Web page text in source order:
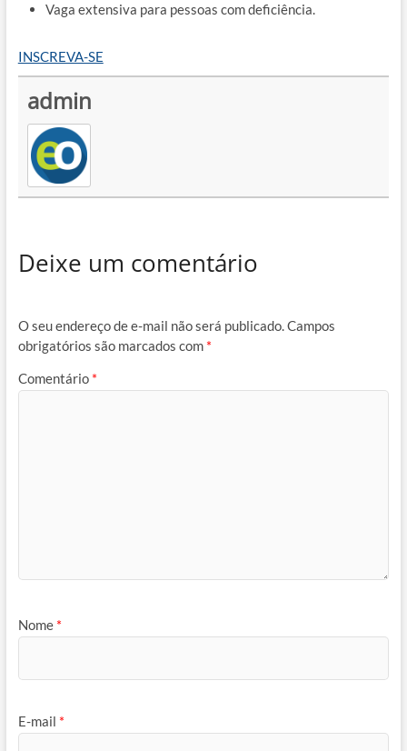
Vaga extensiva para pessoas com deficiência.
INSCREVA-SE
admin
Deixe um comentário
O seu endereço de e-mail não será publicado.Campos
obrigatórios são marcados com *
Comentário *
Nome *
E-mail *